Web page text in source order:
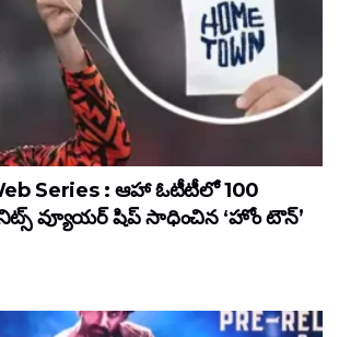
Series : ఆహా ఓటీటీలో 100
వ్యూయర్ షిప్ సాధించిన ‘హోం టౌన్’